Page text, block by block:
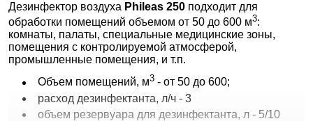
Дезинфектор воздуха Phileas 250 подходит для
обработки помещений объемом от 50 до 600 м3:
комнаты, палаты, специальные медицинские зоны,
помещения с контролируемой атмосферой,
промышленные помещения, и т.п.
Объем помещений, м3 - от 50 до 600;
расход дезинфектанта, л/ч - 3
объем резервуара для дезинфектанта, л - 5/10